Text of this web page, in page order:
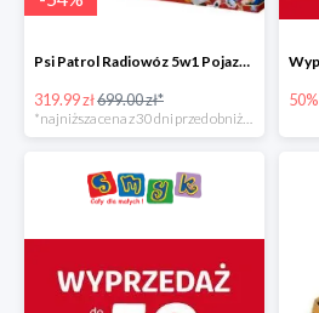
Psi Patrol Radiowóz 5w1 Pojazd ratunkowy z figurką Chase'a
319.99 zł699.00 zł* 50%